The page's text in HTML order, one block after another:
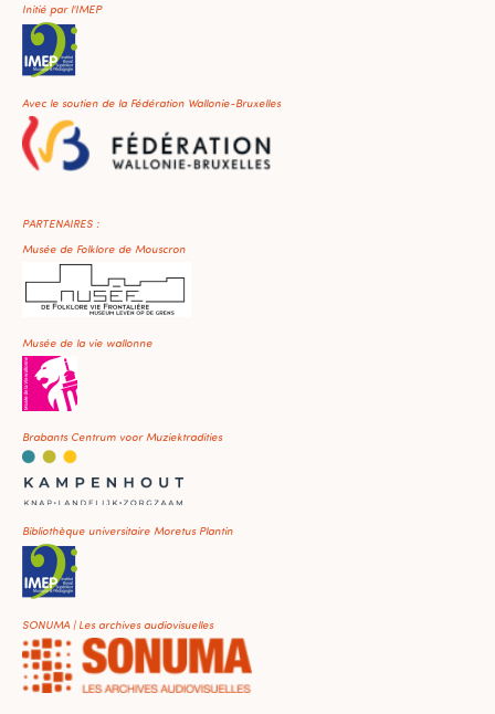
Initié par l'IMEP
Avec le soutien de la Fédération Wallonie-Bruxelles
PARTENAIRES :
Musée de Folklore de Mouscron
Musée de la vie wallonne
Brabants Centrum voor Muziektradities
Bibliothèque universitaire Moretus Plantin
SONUMA | Les archives audiovisuelles